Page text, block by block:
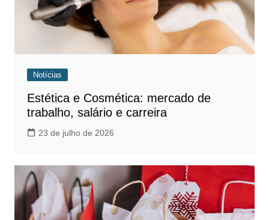
Notícias
Estética e Cosmética: mercado de
trabalho, salário e carreira
23 de julho de 2026